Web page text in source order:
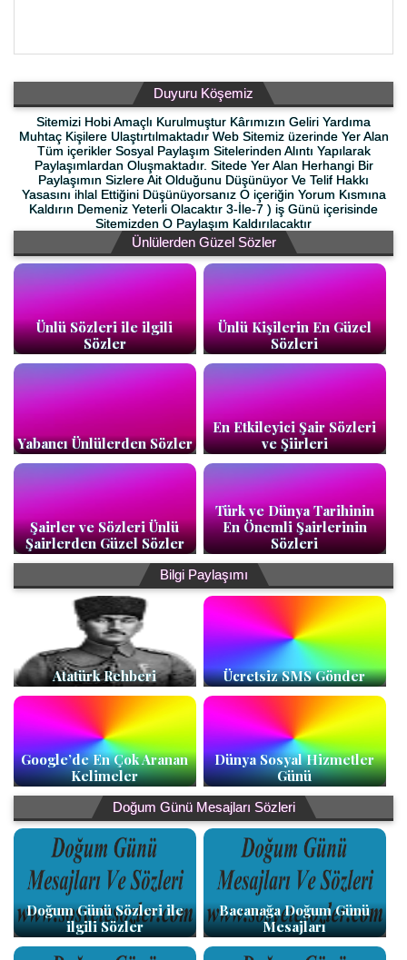
Duyuru Köşemiz
Sitemizi Hobi Amaçlı Kurulmuştur Kârımızın Geliri Yardıma
Muhtaç Kişilere Ulaştırtılmaktadır Web Sitemiz üzerinde Yer Alan
Tüm içerikler Sosyal Paylaşım Sitelerinden Alıntı Yapılarak
Paylaşımlardan Oluşmaktadır. Sitede Yer Alan Herhangi Bir
Paylaşımın Sizlere Ait Olduğunu Düşünüyor Ve Telif Hakkı
Yasasını ihlal Ettiğini Düşünüyorsanız O içeriğin Yorum Kısmına
Kaldırın Demeniz Yeterli Olacaktır 3-İle-7 ) iş Günü içerisinde
Sitemizden O Paylaşım Kaldırılacaktır
Ünlülerden Güzel Sözler
Ünlü Sözleri ile ilgili
Sözler
Ünlü Kişilerin En Güzel
Sözleri
Yabancı Ünlülerden Sözler
En Etkileyici Şair Sözleri
ve Şiirleri
Şairler ve Sözleri Ünlü
Şairlerden Güzel Sözler
Türk ve Dünya Tarihinin
En Önemli Şairlerinin
Sözleri
Bilgi Paylaşımı
Atatürk Rehberi Ücretsiz SMS Gönder
Google’de En Çok Aranan
Kelimeler
Dünya Sosyal Hizmetler
Günü
Doğum Günü Mesajları Sözleri
Doğum Günü Sözleri ile
ilgili Sözler
Bacanağa Doğum Günü
Mesajları